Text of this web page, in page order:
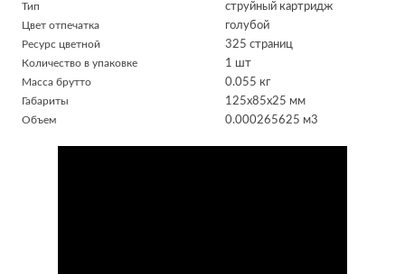
струйный картридж
Тип
голубой
Цвет отпечатка
325 страниц
Ресурс цветной
1 шт
Количество в упаковке
0.055 кг
Масса брутто
125x85x25 мм
Габариты
0.000265625 м3
Объем